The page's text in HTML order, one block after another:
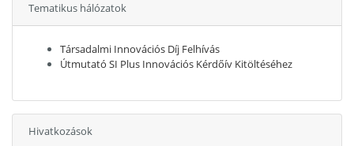
Tematikus hálózatok
Társadalmi Innovációs Díj Felhívás
Útmutató SI Plus Innovációs Kérdőív Kitöltéséhez
Hivatkozások